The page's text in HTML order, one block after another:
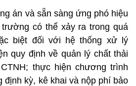
án và sẵn sàng ứng phó hiệu
có thể xảy ra trong quá
biệt đối với hệ thống xử lý
quy định về quản lý chất thải
thực hiện chương trình
định kỳ, kê khai và nộp phí bảo